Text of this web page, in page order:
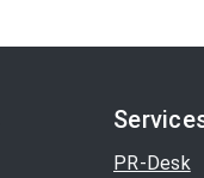
PR-Desk